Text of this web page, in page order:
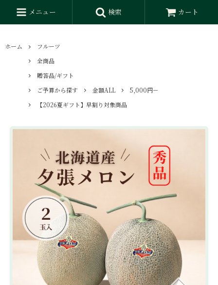
メニュー 検索 カート
ホーム
フルーツ
全商品
贈答品/ギフト
ご予算から探す
金額ALL
5,000円－
【2026夏ギフト】早割り対象商品